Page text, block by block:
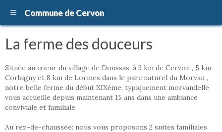
Commune de Cervon
La ferme des douceurs
Située au coeur du village de Doussas, à 3 km de Cervon , 5 km
Corbigny et 8 km de Lormes dans le parc naturel du Morvan ,
notre belle ferme du début XIXème, typiquement morvandelle
vous accueille depuis maintenant 15 ans dans une ambiance
conviviale et familiale.
Au rez-de-chaussée: nous vous proposons 2 suites familiales